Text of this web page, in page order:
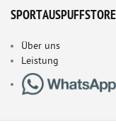
SPORTAUSPUFFSTORE
Über uns
Leistung